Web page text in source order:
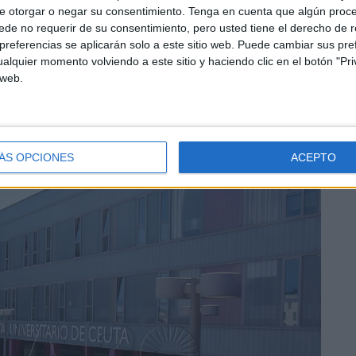
otorgar o negar su consentimiento. Tenga en cuenta que algún
no requerir de su consentimiento, pero usted tiene el derecho de
se aplicarán solo a este sitio web. Puede cambiar sus
momento volviendo a este sitio y haciendo clic en el botón
OPCIONES ACEPTO
habían hecho así por un reajuste de agenda. Me dije
atención al paciente. Allí me dijeron que
narra. Finalmente, esta ceutí decidió cursar